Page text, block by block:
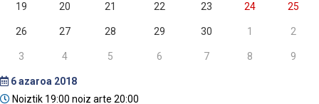
19 20 21 22 23 24 25
26 27 28 29 30 1 2
3 4 5 6 7 8 9
6azaroa 2018
Noiztik 19:00 noiz arte 20:00